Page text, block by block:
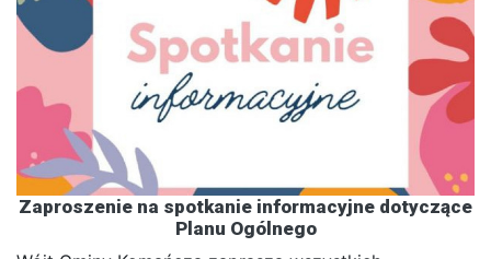
Zaproszenie na spotkanie informacyjne dotyczące
Planu Ogólnego